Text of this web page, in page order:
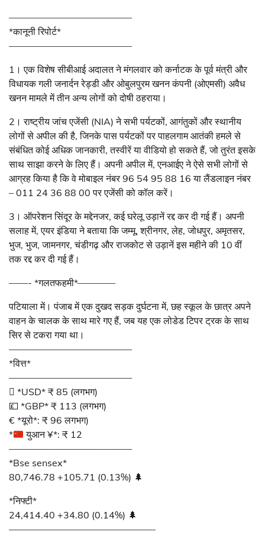
—————————————
*कानूनी रिपोर्ट*
—————————————
1। एक विशेष सीबीआई अदालत ने मंगलवार को कर्नाटक के पूर्व मंत्री और
विधायक गली जनार्दन रेड्डी और ओबुलपुरम खनन कंपनी (ओएमसी) अवैध
खनन मामले में तीन अन्य लोगों को दोषी ठहराया।
2। राष्ट्रीय जांच एजेंसी (NIA) ने सभी पर्यटकों, आगंतुकों और स्थानीय
लोगों से अपील की है, जिनके पास पर्यटकों पर पाहलगाम आतंकी हमले से
संबंधित कोई अधिक जानकारी, तस्वीरें या वीडियो हो सकते हैं, जो तुरंत इसके
साथ साझा करने के लिए हैं। अपनी अपील में, एनआईए ने ऐसे सभी लोगों से
आग्रह किया है कि वे मोबाइल नंबर 96 54 95 88 16 या लैंडलाइन नंबर
– 011 24 36 88 00 पर एजेंसी को कॉल करें।
3। ऑपरेशन सिंदूर के मद्देनजर, कई घरेलू उड़ानें रद्द कर दी गई हैं। अपनी
सलाह में, एयर इंडिया ने बताया कि जम्मू, श्रीनगर, लेह, जोधपुर, अमृतसर,
भुज, भुज, जामनगर, चंडीगढ़ और राजकोट से उड़ानें इस महीने की 10 वीं
तक रद्द कर दी गई हैं।
——- *गलतफहमी*————
पटियाला में। पंजाब में एक दुखद सड़क दुर्घटना में, छह स्कूल के छात्र अपने
वाहन के चालक के साथ मारे गए हैं, जब यह एक लोडेड टिपर ट्रक के साथ
सिर से टकरा गया था।
—————————————
*वित्त*
—————————————
 *USD* ₹ 85 (लगभग)
💷 *GBP* ₹ 113 (लगभग)
€ *यूरो*: ₹ 96 लगभग)
*
युआन ¥*: ₹ 12
—————————————
*Bse sensex*
80,746.78 +105.71 (0.13%) 🌲
*निफ्टी*
24,414.40 +34.80 (0.14%) 🌲
———————————————–